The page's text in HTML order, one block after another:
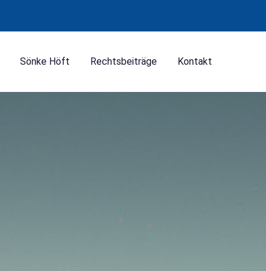
Sönke Höft Rechtsbeiträge Kontakt